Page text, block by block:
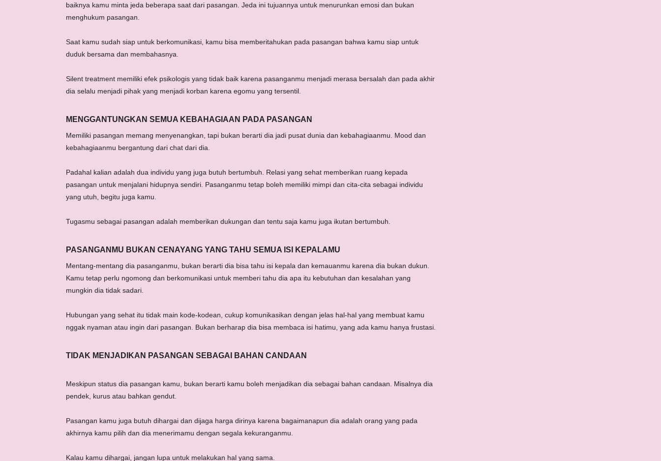
baiknya kamu minta jeda beberapa saat dari pasangan. Jeda ini tujuannya untuk menurunkan emosi dan bukan
menghukum pasangan.
Saat kamu sudah siap untuk berkomunikasi, kamu bisa memberitahukan pada pasangan bahwa kamu siap untuk
duduk bersama dan membahasnya.
Silent treatment memiliki efek psikologis yang tidak baik karena pasanganmu menjadi merasa bersalah dan pada akhir
dia selalu menjadi pihak yang menjadi korban karena egomu yang tersentil.
MENGGANTUNGKAN SEMUA KEBAHAGIAAN PADA PASANGAN
Memiliki pasangan memang menyenangkan, tapi bukan berarti dia jadi pusat dunia dan kebahagiaanmu. Mood dan
kebahagiaanmu bergantung dari chat dari dia.
Padahal kalian adalah dua individu yang juga butuh bertumbuh. Relasi yang sehat memberikan ruang kepada
pasangan untuk menjalani hidupnya sendiri. Pasanganmu tetap boleh memiliki mimpi dan cita-cita sebagai individu
yang utuh, begitu juga kamu.
Tugasmu sebagai pasangan adalah memberikan dukungan dan tentu saja kamu juga ikutan bertumbuh.
PASANGANMU BUKAN CENAYANG YANG TAHU SEMUA ISI KEPALAMU
Mentang-mentang dia pasanganmu, bukan berarti dia bisa tahu isi kepala dan kemauanmu karena dia bukan dukun.
Kamu tetap perlu ngomong dan berkomunikasi untuk memberi tahu dia apa itu kebutuhan dan kesalahan yang
mungkin dia tidak sadari.
Hubungan yang sehat itu tidak main kode-kodean, cukup komunikasikan dengan jelas hal-hal yang membuat kamu
nggak nyaman atau ingin dari pasangan. Bukan berharap dia bisa membaca isi hatimu, yang ada kamu hanya frustasi.
TIDAK MENJADIKAN PASANGAN SEBAGAI BAHAN CANDAAN
Meskipun status dia pasangan kamu, bukan berarti kamu boleh menjadikan dia sebagai bahan candaan. Misalnya dia
pendek, kurus atau bahkan gendut.
Pasangan kamu juga butuh dihargai dan dijaga harga dirinya karena bagaimanapun dia adalah orang yang pada
akhirnya kamu pilih dan dia menerimamu dengan segala kekuranganmu.
Kalau kamu dihargai, jangan lupa untuk melakukan hal yang sama.